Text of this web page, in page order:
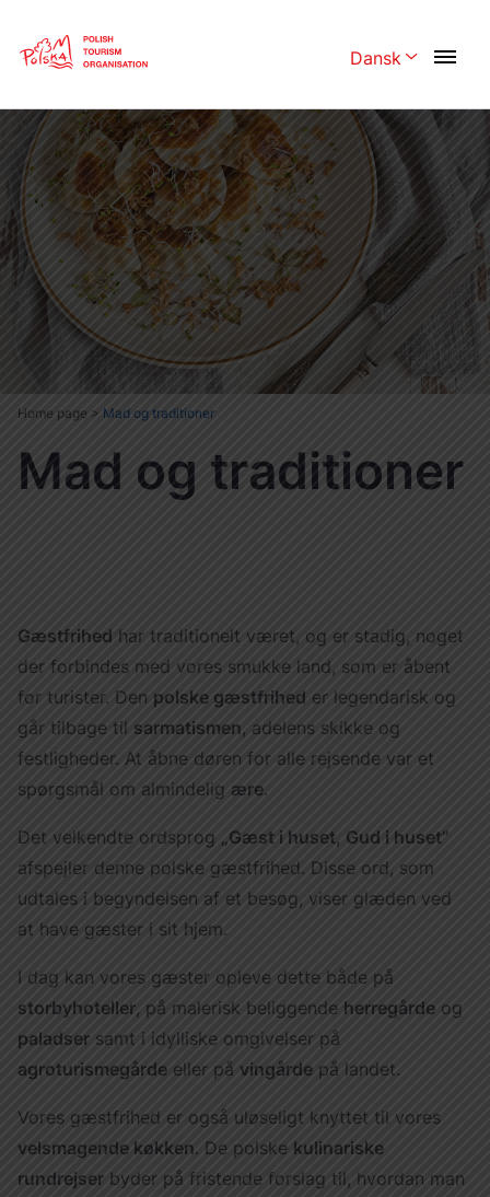
Dansk
Polski English
Česká 中国
Dansk Deutschland
Español Français
Italiano
Nederlands 日本語
Português
Suomi Svenska
Україна
Home page > Mad og traditioner
Mad og traditioner
Gæstfrihed har traditionelt været, og er stadig, noget
der forbindes med vores smukke land, som er åbent
for turister. Den polske gæstfrihed er legendarisk og
går tilbage til sarmatismen, adelens skikke og
festligheder. At åbne døren for alle rejsende var et
spørgsmål om almindelig ære.
Det velkendte ordsprog „Gæst i huset, Gud i huset”
afspejler denne polske gæstfrihed. Disse ord, som
udtales i begyndelsen af et besøg, viser glæden ved
at have gæster i sit hjem.
I dag kan vores gæster opleve dette både på
storbyhoteller, på malerisk beliggende herregårde og
paladser samt i idylliske omgivelser på
agroturismegårde eller på vingårde på landet.
Vores gæstfrihed er også uløseligt knyttet til vores
velsmagende køkken. De polske kulinariske
rundrejser byder på fristende forslag til, hvordan man